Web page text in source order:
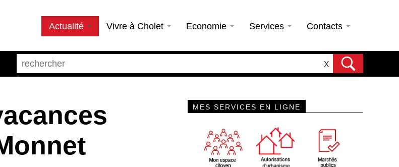
Actualité Vivre à Cholet Economie Services Contacts
X
MES SERVICES EN LIGNE